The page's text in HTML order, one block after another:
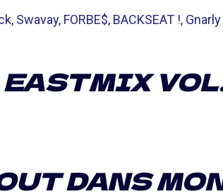
Swavay, FORBE$, BACKSEAT !,
EASTMIX
DANS